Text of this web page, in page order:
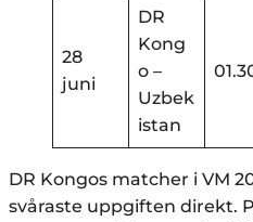
28
juni
DR
Kong
o –
Uzbek
istan
DR Kongos matcher i VM
svåraste uppgiften direkt.